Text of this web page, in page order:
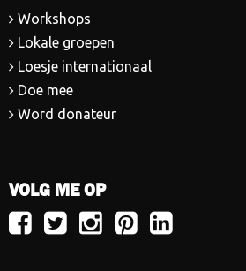
Workshops
Lokale groepen
Loesje internationaal
Doe mee
Word donateur
VOLG ME OP
VolgVolgVolgVolgVolg